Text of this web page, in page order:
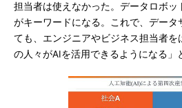
担当者は使えなかった。データロボッ
がキーワードになる。これで、データ
ても、エンジニアやビジネス担当者を
の人々がAIを活用できるようになる」